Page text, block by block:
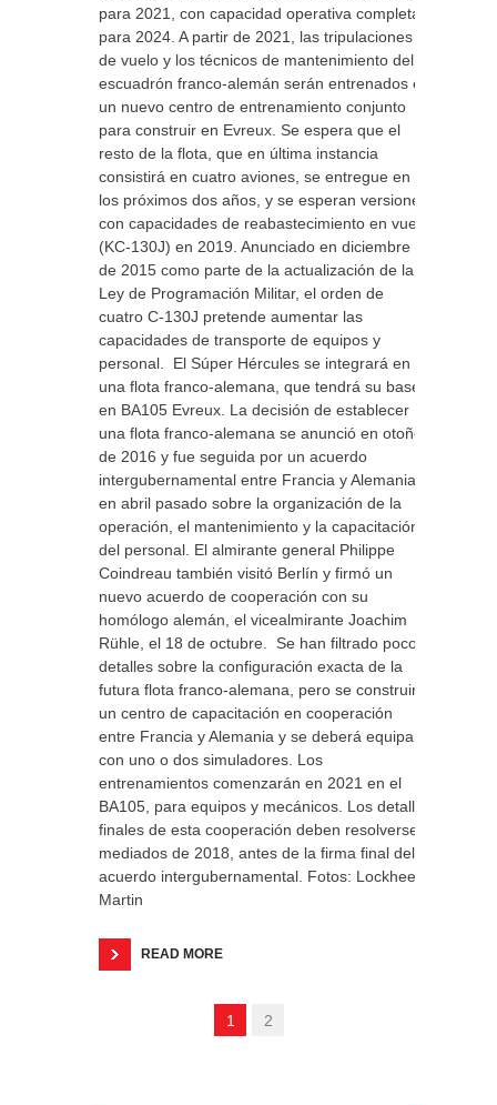
para 2021, con capacidad operativa completa
para 2024. A partir de 2021, las tripulaciones
de vuelo y los técnicos de mantenimiento del
escuadrón franco-alemán serán entrenados en
un nuevo centro de entrenamiento conjunto
para construir en Evreux. Se espera que el
resto de la flota, que en última instancia
consistirá en cuatro aviones, se entregue en
los próximos dos años, y se esperan versiones
con capacidades de reabastecimiento en vuelo
(KC-130J) en 2019. Anunciado en diciembre
de 2015 como parte de la actualización de la
Ley de Programación Militar, el orden de
cuatro C-130J pretende aumentar las
capacidades de transporte de equipos y
personal. El Súper Hércules se integrará en
una flota franco-alemana, que tendrá su base
en BA105 Evreux. La decisión de establecer
una flota franco-alemana se anunció en otoño
de 2016 y fue seguida por un acuerdo
intergubernamental entre Francia y Alemania
en abril pasado sobre la organización de la
operación, el mantenimiento y la capacitación
del personal. El almirante general Philippe
Coindreau también visitó Berlín y firmó un
nuevo acuerdo de cooperación con su
homólogo alemán, el vicealmirante Joachim
Rühle, el 18 de octubre. Se han filtrado pocos
detalles sobre la configuración exacta de la
futura flota franco-alemana, pero se construirá
un centro de capacitación en cooperación
entre Francia y Alemania y se deberá equipar
con uno o dos simuladores. Los
entrenamientos comenzarán en 2021 en el
BA105, para equipos y mecánicos. Los detalles
finales de esta cooperación deben resolverse a
mediados de 2018, antes de la firma final del
acuerdo intergubernamental. Fotos: Lockheed
Martin
READ MORE
1 2